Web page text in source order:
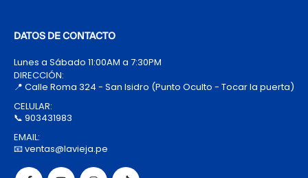
DATOS DE CONTACTO
Lunes a Sábado 11:00AM a 7:30PM
DIRECCIÓN:
📍 Calle Roma 324 - San Isidro (Punto Oculto - Tocar la puerta)
CELULAR:
📞 903431983
EMAIL:
📧 ventas@lavieja.pe